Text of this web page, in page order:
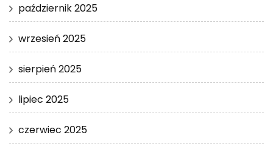
październik 2025
wrzesień 2025
sierpień 2025
lipiec 2025
czerwiec 2025